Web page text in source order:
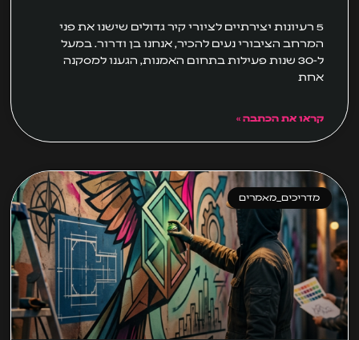
5 רעיונות יצירתיים לציורי קיר גדולים שישנו את פני
המרחב הציבורי נעים להכיר, אנחנו בן ודרור. במעל
ל-30 שנות פעילות בתחום האמנות, הגענו למסקנה
אחת
קראו את הכתבה »
מדריכים_מאמרים